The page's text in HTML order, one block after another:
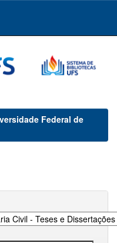
Federal de